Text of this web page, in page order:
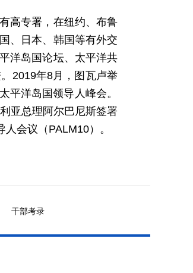
高专署，在纽约、布鲁
、日本、韩国等有外交
洋岛国论坛、太平洋共
2019年8月，图瓦卢举
洋岛国领导人峰会。
亚总理阿尔巴尼斯签署
会议（PALM10）。
干部考录